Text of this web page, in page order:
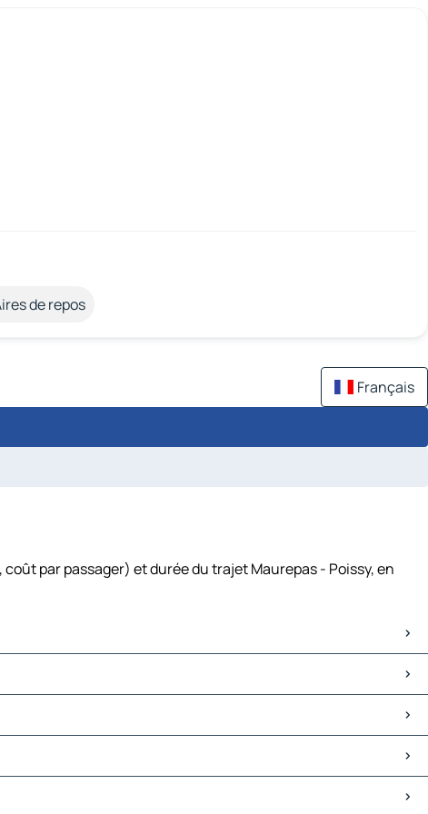
de repos
Français
par passager) et durée du trajet Maurepas - Poissy, en